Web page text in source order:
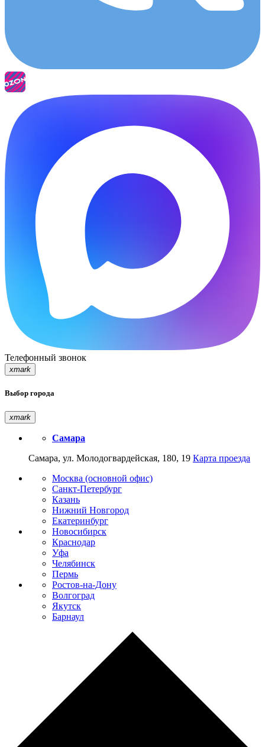
Телефонный звонок
xmark
Выбор города
xmark
Самара
Самара, ул. Молодогвардейская, 180, 19 Карта проезда
Москва (основной офис)
Санкт-Петербург
Казань
Нижний Новгород
Екатеринбург
Новосибирск
Краснодар
Уфа
Челябинск
Пермь
Ростов-на-Дону
Волгоград
Якутск
Барнаул